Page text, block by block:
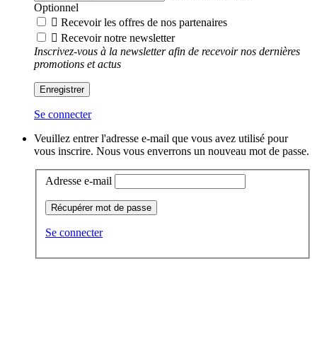
Optionnel
 Recevoir les offres de nos partenaires
 Recevoir notre newsletter
Inscrivez-vous à la newsletter afin de recevoir nos dernières
promotions et actus
Enregistrer
Se connecter
Veuillez entrer l'adresse e-mail que vous avez utilisé pour
vous inscrire. Nous vous enverrons un nouveau mot de passe.
Adresse e-mail
Récupérer mot de passe
Se connecter